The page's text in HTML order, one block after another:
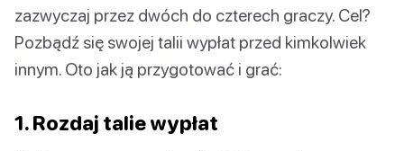
zazwyczaj przez dwóch do czterech graczy. Cel?
Pozbądź się swojej talii wypłat przed kimkolwiek
innym. Oto jak ją przygotować i grać:
1. Rozdaj talie wypłat